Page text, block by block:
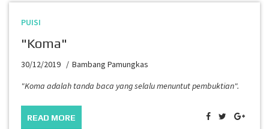
PUISI
"Koma"
30/12/2019
Bambang Pamungkas
"Koma adalah tanda baca yang selalu menuntut pembuktian".
READ MORE